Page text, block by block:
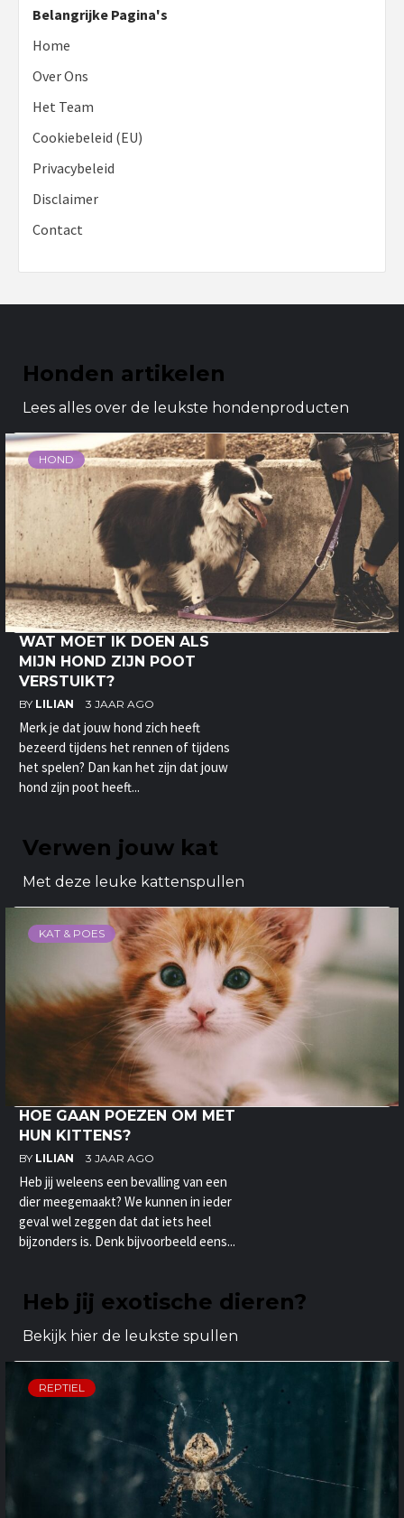
Belangrijke Pagina's
Home
Over Ons
Het Team
Cookiebeleid (EU)
Privacybeleid
Disclaimer
Contact
Honden artikelen
Lees alles over de leukste hondenproducten
HOND
WAT MOET IK DOEN ALS
MIJN HOND ZIJN POOT
VERSTUIKT?
BY LILIAN 3 JAAR AGO
Merk je dat jouw hond zich heeft
bezeerd tijdens het rennen of tijdens
het spelen? Dan kan het zijn dat jouw
hond zijn poot heeft...
Verwen jouw kat
Met deze leuke kattenspullen
KAT & POES
HOE GAAN POEZEN OM MET
HUN KITTENS?
BY LILIAN 3 JAAR AGO
Heb jij weleens een bevalling van een
dier meegemaakt? We kunnen in ieder
geval wel zeggen dat dat iets heel
bijzonders is. Denk bijvoorbeeld eens...
Heb jij exotische dieren?
Bekijk hier de leukste spullen
REPTIEL